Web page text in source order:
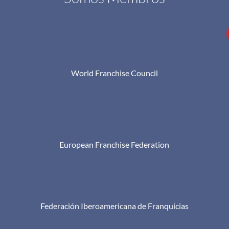
World Franchise Council
European Franchise Federation
Federación Iberoamericana de Franquicias